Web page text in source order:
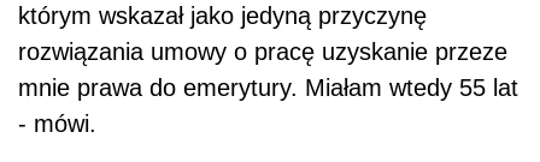
którym wskazał jako jedyną przyczynę
rozwiązania umowy o pracę uzyskanie przeze
mnie prawa do emerytury. Miałam wtedy 55 lat
- mówi.